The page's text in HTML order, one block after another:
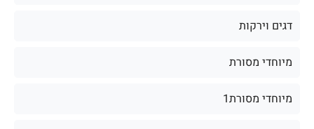
דגים וירקות
מיוחדי מסורת
מיוחדי מסורת1